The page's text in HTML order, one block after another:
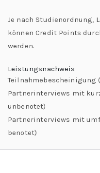
Je nach Studienordnung,
können Credit Points
werden.
Leistungsnachweis
Teilnahmebescheinigung
Partnerinterviews mit
unbenotet)
Partnerinterviews mit
benotet)